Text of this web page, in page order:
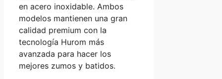
en acero inoxidable. Ambos
modelos mantienen una gran
calidad premium con la
tecnología Hurom más
avanzada para hacer los
mejores zumos y batidos.